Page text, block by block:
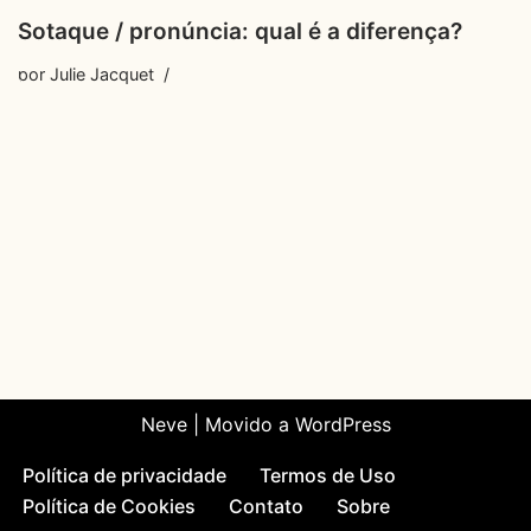
Sotaque / pronúncia: qual é a diferença?
por Julie Jacquet
Neve| Movido a WordPress
Política de privacidade
Termos de Uso
Política de Cookies
Contato Sobre